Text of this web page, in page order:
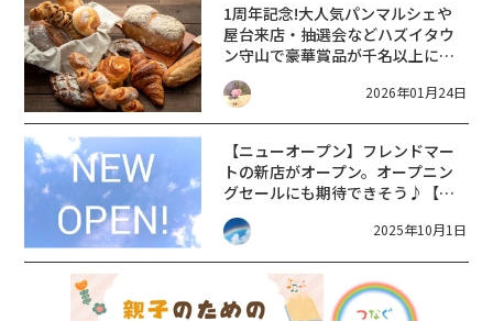
1周年記念!大人気パンマルシェや
屋台来店・抽選会などハズイタウ
ン守山で豪華賞品が千名以上に当
たる!【3/1～】ハズイタウン1周年
【HAZUI TOWN守山】2026年01月24日
【ニューオープン】フレンドマー
トの新店がオープン。オープニン
グセールにも期待できそう♪【フ
レンドマート今堅田店】
2025年10月1日